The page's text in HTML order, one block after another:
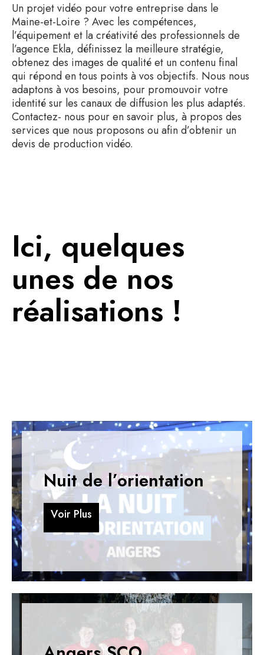
Un projet vidéo pour votre entreprise dans le
Maine-et-Loire ? Avec les compétences,
l’équipement et la créativité des professionnels de
l’agence Ekla, définissez la meilleure stratégie,
obtenez des images de qualité et un contenu final
qui répond en tous points à vos objectifs. Nous nous
adaptons à vos besoins, pour promouvoir votre
identité sur les canaux de diffusion les plus adaptés.
Contactez- nous pour en savoir plus, à propos des
services que nous proposons ou afin d’obtenir un
devis de production vidéo.
Ici, quelques
unes de nos
réalisations !
Nuit de l’orientation
Voir Plus
Voir Plus